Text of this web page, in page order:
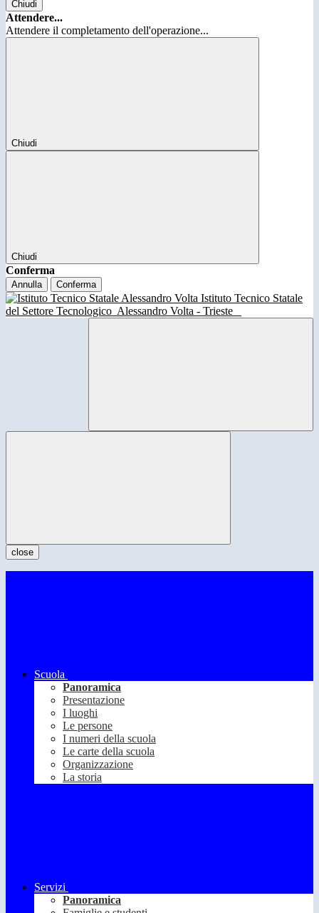
Chiudi
Attendere...
Attendere il completamento dell'operazione...
Chiudi
Chiudi
Conferma
Annulla Conferma
Istituto Tecnico Statale
del Settore Tecnologico Alessandro Volta - Trieste
close
Scuola
Panoramica
Presentazione
I luoghi
Le persone
I numeri della scuola
Le carte della scuola
Organizzazione
La storia
Servizi
Panoramica